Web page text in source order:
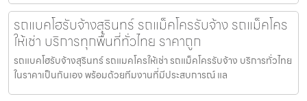
รถแบคโฮรับจ้างสุรินทร์ รถแม็คโครรับจ้าง รถแม็คโคร
ให้เช่า บริการทุกพื้นที่ทั่วไทย ราคาถูก
รถแบคโฮรับจ้างสุรินทร์ รถแมคโครให้เช่า รถแม็คโครรับจ้าง บริการทั่วไทย
ในราคาเป็นกันเอง พร้อมด้วยทีมงานที่มีประสบการณ์ แล